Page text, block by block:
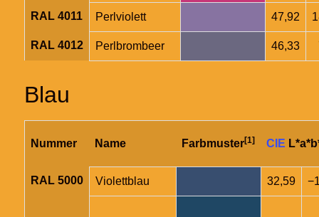
RAL 4011 Perlviolett 47,92
RAL 4012 Perlbrombeer 46,33
Blau
Nummer Name Farbmuster[1] CIE
RAL 5000 Violettblau 32,59